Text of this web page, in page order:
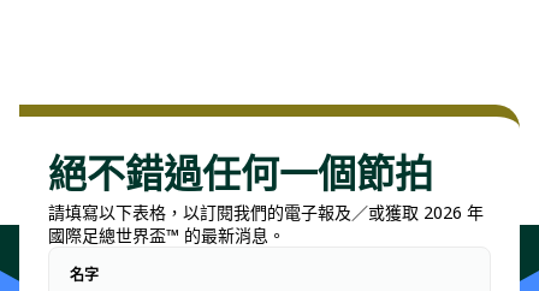
絕不錯過任何一個節拍
請填寫以下表格，以訂閱我們的電子報及／或獲取 2026 年
國際足總世界盃™ 的最新消息。
名字